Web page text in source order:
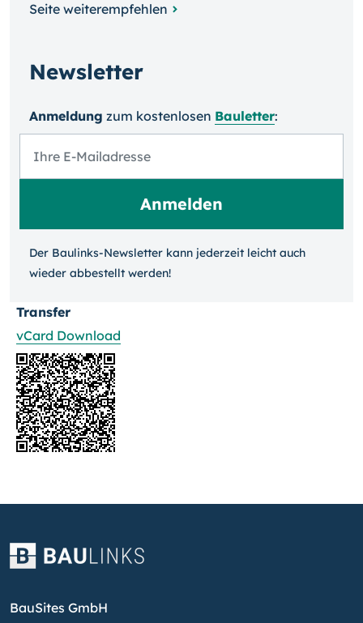
Seite weiterempfehlen
Newsletter
Anmeldung zum kosten­losen Bauletter:
Der Baulinks-Newsletter kann jeder­zeit leicht auch
wieder ab­bestellt werden!
Transfer
vCard Download
BauSites GmbH